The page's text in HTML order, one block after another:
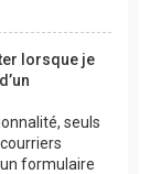
lorsque je
seuls
formulaire